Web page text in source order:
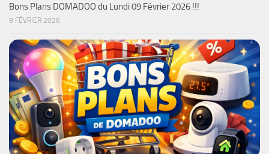
Bons Plans DOMADOO du Lundi 09 Février 2026 !!!
9 FÉVRIER 2026